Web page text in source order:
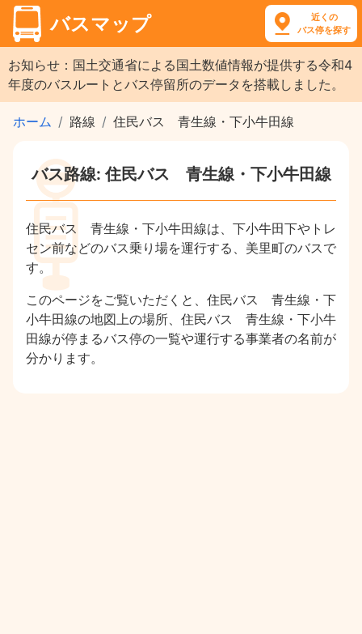
バスマップ
近くの
バス停を探す
お知らせ：国土交通省による国土数値情報が提供する令和4
年度のバスルートとバス停留所のデータを搭載しました。
ホーム 路線 住民バス 青生線・下小牛田線
バス路線: 住民バス 青生線・下小牛田線
住民バス 青生線・下小牛田線は、下小牛田下やトレ
セン前などのバス乗り場を運行する、美里町のバスで
す。
このページをご覧いただくと、住民バス 青生線・下
小牛田線の地図上の場所、住民バス 青生線・下小牛
田線が停まるバス停の一覧や運行する事業者の名前が
分かります。